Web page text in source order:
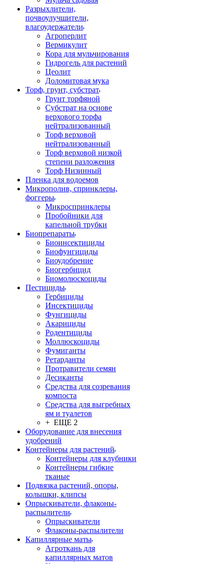
Разрыхлители,
почвоулучшители,
влагоудержатели
Агроперлит
Вермикулит
Кора для мульчирования
Гидрогель для растений
Цеолит
Доломитовая мука
Торф, грунт, субстрат
Грунт торфяной
Субстрат на основе
верхового торфа
нейтрализованный
Торф верховой
нейтрализованный
Торф верховой низкой
степени разложения
Торф Низинный
Пленка для водоемов
Микрополив, спринклеры,
фоггеры
Микроспринклеры
Пробойники для
капельной трубки
Биопрепараты
Биоинсектициды
Биофунгициды
Биоудобрение
Биогербицид
Биомолюскоциды
Пестициды
Гербициды
Инсектициды
Фунгициды
Акарициды
Родентициды
Моллюскоциды
Фумиганты
Ретарданты
Протравители семян
Десиканты
Средства для созревания
компоста
Средства для выгребных
ям и туалетов
+ ЕЩЕ 2
Оборудование для внесения
удобрений
Контейнеры для растений
Контейнеры для клубники
Контейнеры гибкие
тканые
Подвязка растений, опоры,
колышки, клипсы
Опрыскиватели, флаконы-
распылители
Опрыскиватели
Флаконы-распылители
Капиллярные маты
Агроткань для
капиллярных матов